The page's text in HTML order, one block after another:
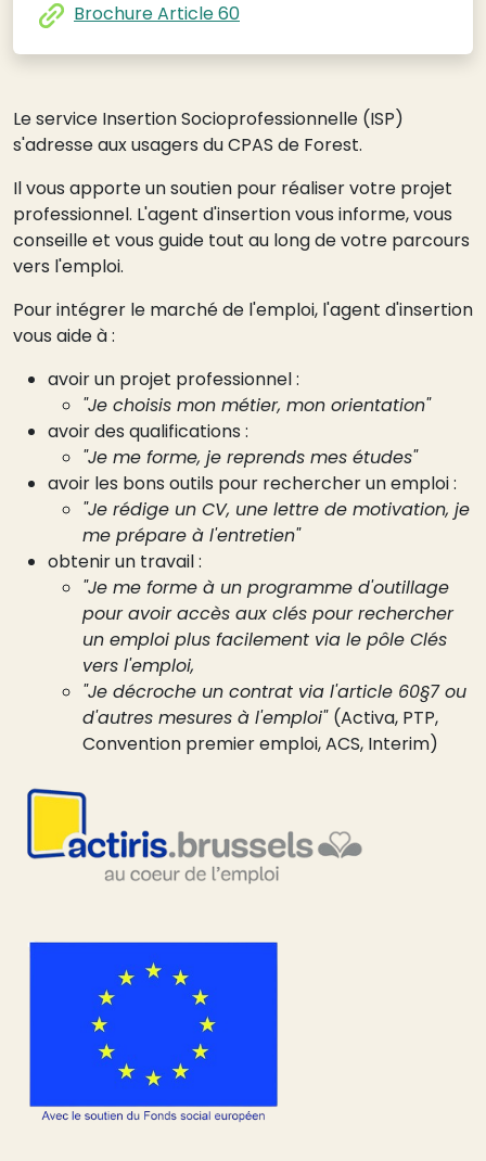
Le service Insertion Socioprofessionnelle (ISP)
s'adresse aux usagers du CPAS de Forest.
Il vous apporte un soutien pour réaliser votre projet
professionnel. L'agent d'insertion vous informe, vous
conseille et vous guide tout au long de votre parcours
vers l'emploi.
Pour intégrer le marché de l'emploi, l'agent d'insertion
vous aide à :
avoir un projet professionnel :
"Je choisis mon métier, mon orientation"
avoir des qualifications :
"Je me forme, je reprends mes études"
avoir les bons outils pour rechercher un emploi :
"Je rédige un CV, une lettre de motivation, je
me prépare à l'entretien"
obtenir un travail :
"Je me forme à un programme d'outillage
pour avoir accès aux clés pour rechercher
un emploi plus facilement via le pôle Clés
vers l'emploi,
"Je décroche un contrat via l'article 60§7 ou
d'autres mesures à l'emploi" (Activa, PTP,
Convention premier emploi, ACS, Interim)
Brochure Article 60